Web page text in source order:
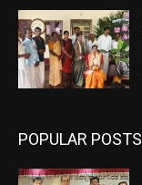
POPULAR POSTS